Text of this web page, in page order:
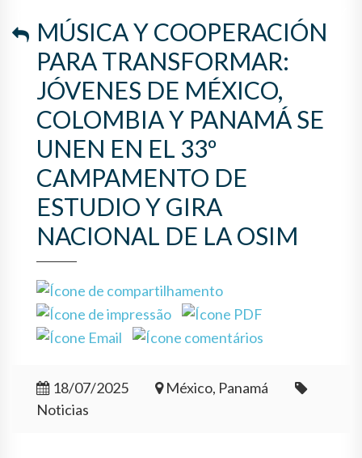
CAMPAMENTO DE ESTUDIO Y
GIRA NACIONAL DE LA OSIM
MÚSICA Y COOPERACIÓN
PARA TRANSFORMAR:
JÓVENES DE MÉXICO,
COLOMBIA Y PANAMÁ SE
UNEN EN EL 33º
CAMPAMENTO DE
ESTUDIO Y GIRA
NACIONAL DE LA OSIM
18/07/2025
México, Panamá
Noticias